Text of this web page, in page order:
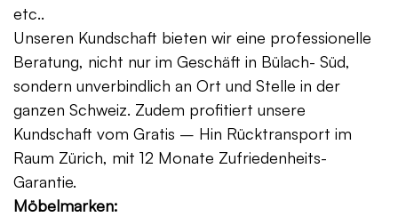
etc..
Unseren Kundschaft bieten wir eine professionelle
Beratung, nicht nur im Geschäft in Bülach- Süd,
sondern unverbindlich an Ort und Stelle in der
ganzen Schweiz. Zudem profitiert unsere
Kundschaft vom Gratis – Hin Rücktransport im
Raum Zürich, mit 12 Monate Zufriedenheits-
Garantie.
Möbelmarken: